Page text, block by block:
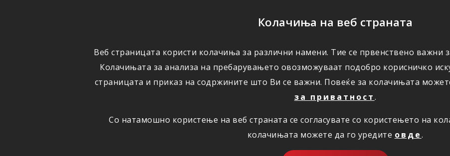
Колачиња на веб страната
Веб страницата користи колачиња за различни намени. Тие се првенствено важни
Колачињата за анализа на пребарувањето овозможуваат подобро корисничко
страницата и приказ на содржините што Ви се важни. Повеќе за колачињата
за приватност.
Со натамошно користење на веб страната се согласувате со користењето на
колачињата можете да го уредите овде.
ОСИГУРУВАЊЕ ШТЕТИ ПОВОЛНОСТИ КОРИСНО ЗА НАС